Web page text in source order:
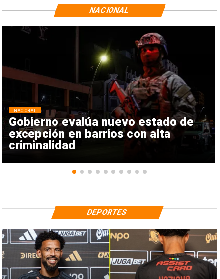
Gobierno evalúa nuevo estado de
excepción en barrios con alta
criminalidad
NACIONAL
NACIONAL
DEPORTES